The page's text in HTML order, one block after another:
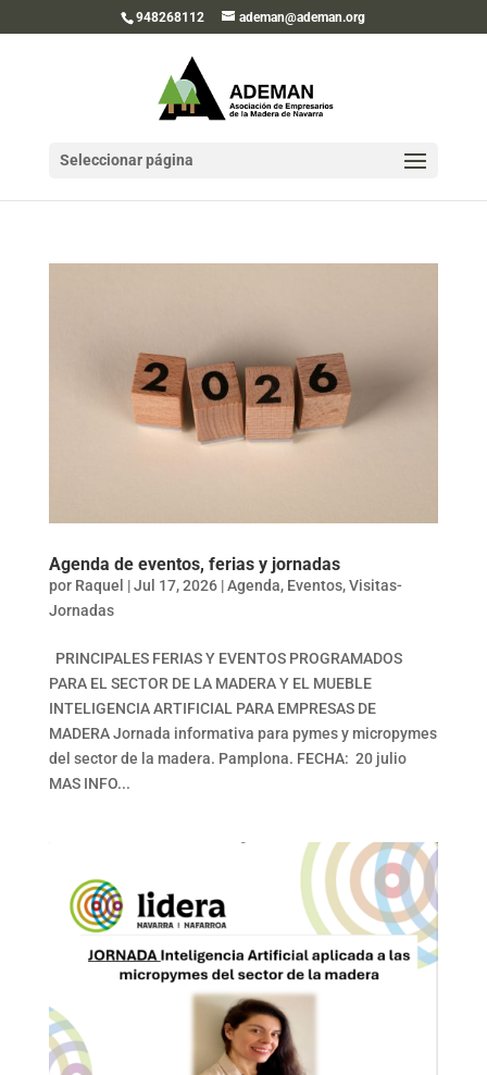
948268112 ademan@ademan.org
Seleccionar página
Agenda de eventos, ferias y jornadas
por Raquel |Jul 17, 2026|Agenda, Eventos,Visitas-
Jornadas
PRINCIPALES FERIAS Y EVENTOS PROGRAMADOS
PARA EL SECTOR DE LA MADERA Y EL MUEBLE
INTELIGENCIA ARTIFICIAL PARA EMPRESAS DE
MADERA Jornada informativa para pymes y micropymes
del sector de la madera. Pamplona. FECHA: 20 julio
MAS INFO...